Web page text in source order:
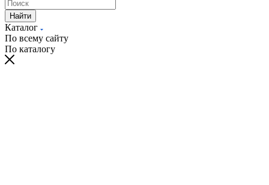
Найти
Каталог
По всему сайту
По каталогу